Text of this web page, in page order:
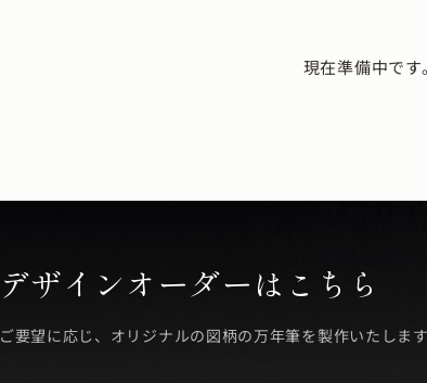
現在準備中です
デザインオーダーはこちら
ご要望に応じ、オリジナルの図柄の万年筆を製作いたしま